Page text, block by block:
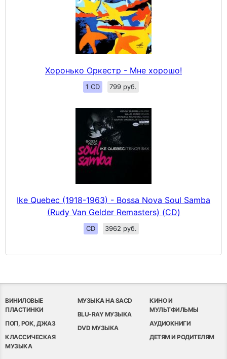
Хоронько Оркестр - Мне хорошо!
1 CD 799 руб.
Ike Quebec (1918-1963) - Bossa Nova Soul Samba
(Rudy Van Gelder Remasters) (CD)
CD 3962 руб.
ВИНИЛОВЫЕ
ПЛАСТИНКИ
ПОП, РОК, ДЖАЗ
КЛАССИЧЕСКАЯ
МУЗЫКА
МУЗЫКА НА SACD
BLU-RAY МУЗЫКА
DVD МУЗЫКА
КИНО И
МУЛЬТФИЛЬМЫ
АУДИОКНИГИ
ДЕТЯМ И РОДИТЕЛЯМ